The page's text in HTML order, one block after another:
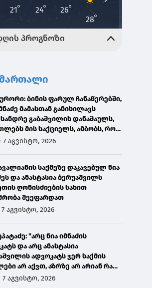
ბინის ფარულ ჩანაწერებში,
მამასთან განიხილავს
გაბაშვილის დანაშაულს,
მის საქციელს, ამბობს, რომ
ვერ მოიქცეოდა
7 აგვისტო, 2026
საქმეზე დაკავებულ ნია
და ანასტასია ბერუაშვილს
ღონისძიების სახით
შეეფარდათ
7 აგვისტო, 2026
"არც ნია იმნაძის
და არც ანასტასია
ადვოკატს ჯერ საქმის
არ აქვთ, აზრზე არ არიან რა
მასალებში"
7 აგვისტო, 2026